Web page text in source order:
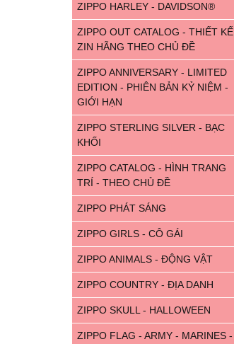
ZIPPO HARLEY - DAVIDSON®
ZIPPO OUT CATALOG - THIẾT KẾ
ZIN HÃNG THEO CHỦ ĐỀ
ZIPPO ANNIVERSARY - LIMITED
EDITION - PHIÊN BẢN KỶ NIỆM -
GIỚI HẠN
ZIPPO STERLING SILVER - BẠC
KHỐI
ZIPPO CATALOG - HÌNH TRANG
TRÍ - THEO CHỦ ĐỀ
ZIPPO PHÁT SÁNG
ZIPPO GIRLS - CÔ GÁI
ZIPPO ANIMALS - ĐỘNG VẬT
ZIPPO COUNTRY - ĐỊA DANH
ZIPPO SKULL - HALLOWEEN
ZIPPO FLAG - ARMY - MARINES -